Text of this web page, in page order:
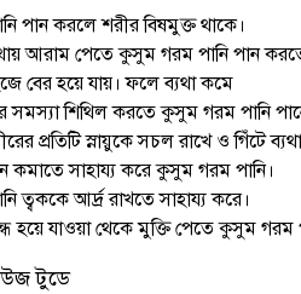
পান করলে শরীর বিষমুক্ত থাকে।
আরাম পেতে কুসুম গরম পানি পান
বের হয়ে যায়। ফলে ব্যথা কমে
সমস্যা শিথিল করতে কুসুম গরম পানি
প্রতিটি স্নায়ুকে সচল রাখে ও গিঁটে
কমাতে সাহায্য করে কুসুম গরম পানি।
ত্বককে আর্দ্র রাখতে সাহায্য করে।
হয়ে যাওয়া থেকে মুক্তি পেতে কুসুম
টুডে